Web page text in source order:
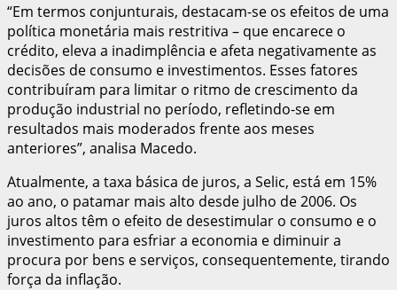
“Em termos conjunturais, destacam-se os efeitos de uma
política monetária mais restritiva – que encarece o
crédito, eleva a inadimplência e afeta negativamente as
decisões de consumo e investimentos. Esses fatores
contribuíram para limitar o ritmo de crescimento da
produção industrial no período, refletindo-se em
resultados mais moderados frente aos meses
anteriores”, analisa Macedo.
Atualmente, a taxa básica de juros, a Selic, está em 15%
ao ano, o patamar mais alto desde julho de 2006. Os
juros altos têm o efeito de desestimular o consumo e o
investimento para esfriar a economia e diminuir a
procura por bens e serviços, consequentemente, tirando
força da inflação.